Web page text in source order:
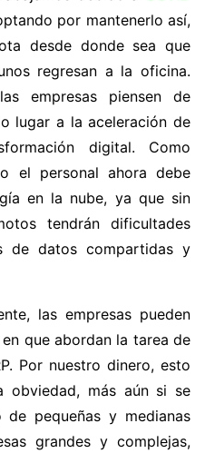
por mantenerlo así,
desde donde sea que
regresan a la oficina.
empresas piensen de
lugar a la aceleración de
digital. Como
el personal ahora debe
en la nube, ya que sin
tendrán dificultades
de datos compartidas y
las empresas pueden
que abordan la tarea de
Por nuestro dinero, esto
obviedad, más aún si se
pequeñas y medianas
grandes y complejas,